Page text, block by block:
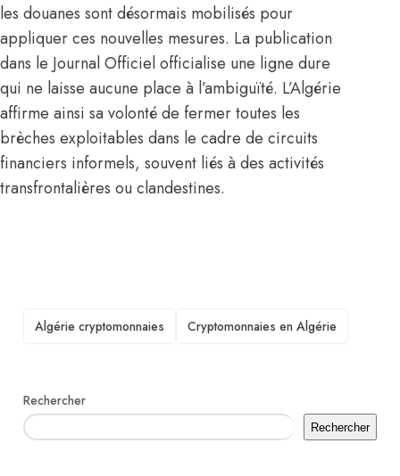
les douanes sont désormais mobilisés pour
appliquer ces nouvelles mesures. La publication
dans le Journal Officiel officialise une ligne dure
qui ne laisse aucune place à l’ambiguïté. L’Algérie
affirme ainsi sa volonté de fermer toutes les
brèches exploitables dans le cadre de circuits
financiers informels, souvent liés à des activités
transfrontalières ou clandestines.
TAGS
Algérie cryptomonnaies Cryptomonnaies en Algérie
Rechercher
Rechercher